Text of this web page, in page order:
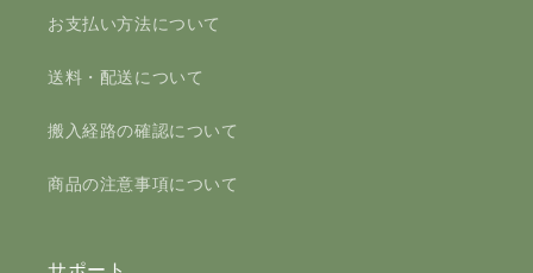
お支払い方法について
送料・配送について
搬入経路の確認について
商品の注意事項について